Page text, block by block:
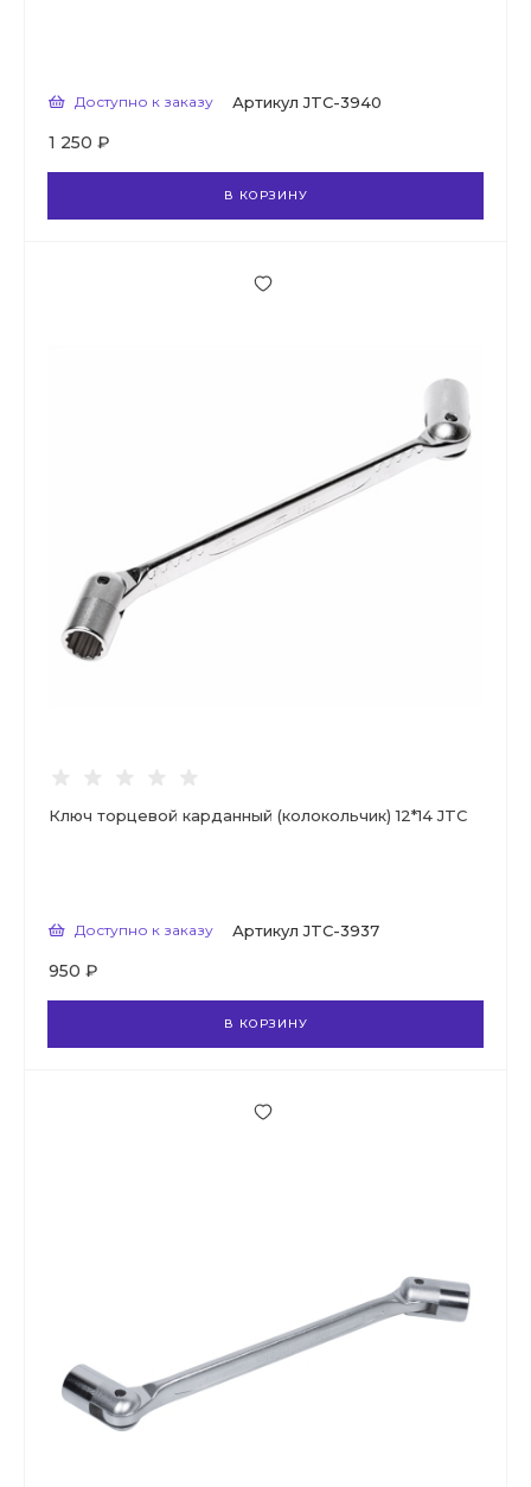
Доступно к заказу Артикул JTC-3940
1 250 ₽
В КОРЗИНУ
Ключ торцевой карданный (колокольчик) 12*14 JTC
Доступно к заказу Артикул JTC-3937
950 ₽
В КОРЗИНУ